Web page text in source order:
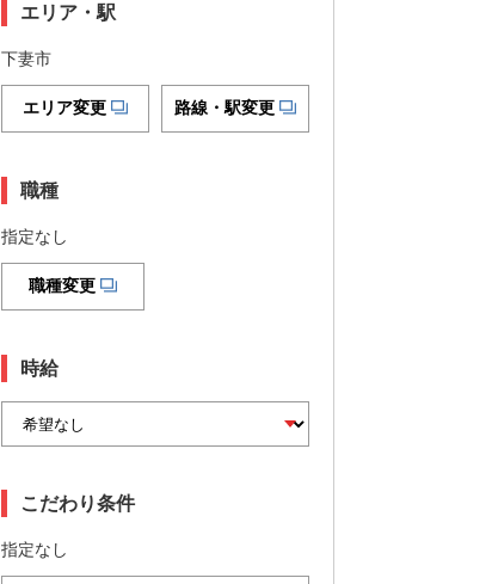
エリア・駅
下妻市
エリア変更 路線・駅変更
職種
指定なし
職種変更
時給
こだわり条件
指定なし